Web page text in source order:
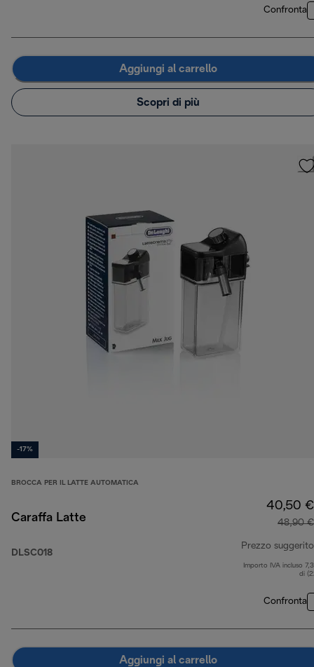
Confronta
Aggiungi al carrello
Scopri di più
-17%
BROCCA PER IL LATTE AUTOMATICA
Caraffa Latte
DLSC018
40,50 €
48,90 €
Prezzo suggerito
Importo IVA incluso
di
Confronta
Aggiungi al carrello